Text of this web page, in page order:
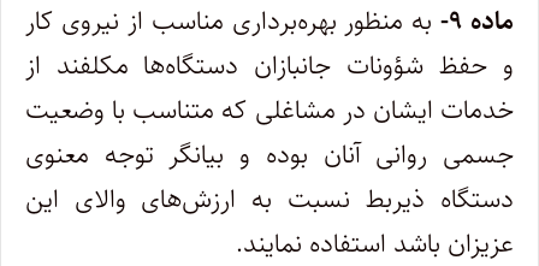
ماده ۹-
به منظور بهره‌برداری مناسب از نیروی کار
و حفظ شؤونات جانبازان دستگاه‌ها مکلفند از
خدمات ایشان در مشاغلی که متناسب با وضعیت
جسمی روانی آنان بوده و بیانگر توجه معنوی
دستگاه ذیربط نسبت به ارزش‌های والای این
عزیزان باشد استفاده نمایند.